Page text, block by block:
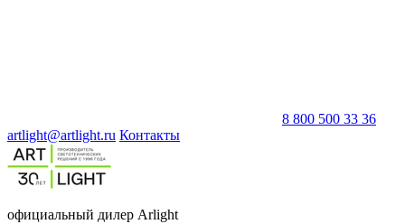
8 800 500 33 36
artlight@artlight.ru Контакты
официальный дилер Arlight